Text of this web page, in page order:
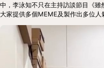
中，李泳知不只在主持訪談節目《
大家提供多個MEME及製作出多位人